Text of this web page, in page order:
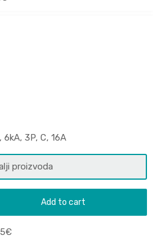
3P, C, 16A
proizvoda
Add to cart
€